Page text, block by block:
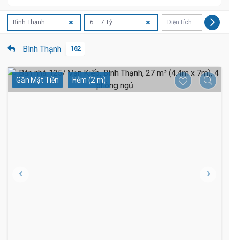
Bình Thạnh 6 – 7 Tỷ Diện tích
Bình Thạnh 162
Gần Mặt Tiền Hẻm (2 m)